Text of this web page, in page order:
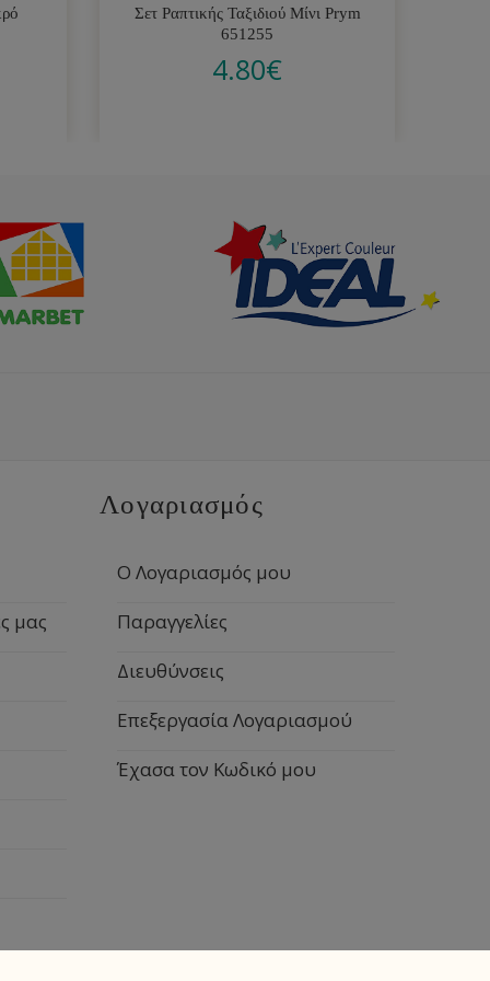
Σετ Ραπτικής Ταξιδιού Μίνι Prym
651255
4.80€
μας
Λογαριασμός
Ο Λογαριασμός μου
Παραγγελίες
Διευθύνσεις
Επεξεργασία Λογαριασμού
Έχασα τον Κωδικό μου